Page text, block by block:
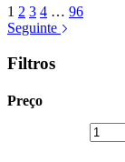
1 2 3 4 … 96
Seguinte
Filtros
Preço